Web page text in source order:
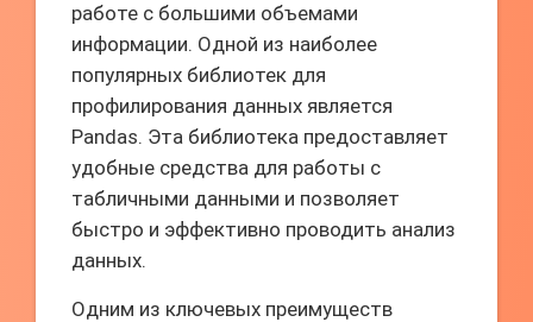
работе с большими объемами
информации. Одной из наиболее
популярных библиотек для
профилирования данных является
Pandas. Эта библиотека предоставляет
удобные средства для работы с
табличными данными и позволяет
быстро и эффективно проводить анализ
данных.
Одним из ключевых преимуществ